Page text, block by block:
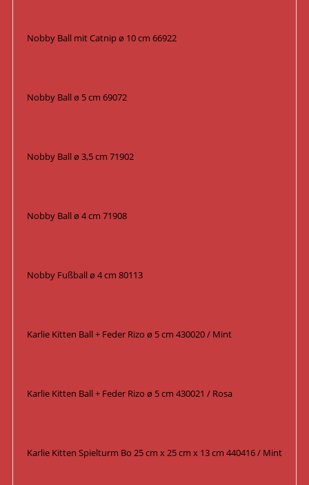
Nobby Ball mit Catnip ø 10 cm 66922
Nobby Ball ø 5 cm 69072
Nobby Ball ø 3,5 cm 71902
Nobby Ball ø 4 cm 71908
Nobby Fußball ø 4 cm 80113
Karlie Kitten Ball + Feder Rizo ø 5 cm 430020 / Mint
Karlie Kitten Ball + Feder Rizo ø 5 cm 430021 / Rosa
Karlie Kitten Spielturm Bo 25 cm x 25 cm x 13 cm 440416 / Mint